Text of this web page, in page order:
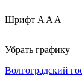
Шрифт A A A
Убрать графику
Волгоградский